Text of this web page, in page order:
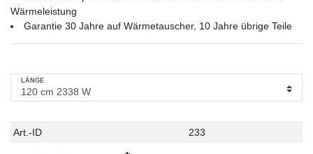
Wärmeleistung
Garantie 30 Jahre auf Wärmetauscher, 10 Jahre übrige Teile
LÄNGE
Technisches
Wert
Art.-ID 233